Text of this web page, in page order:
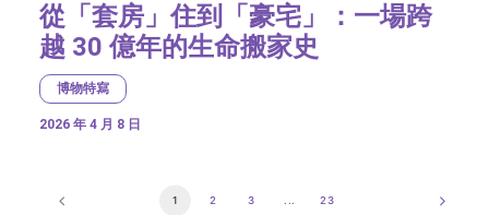
從「套房」住到「豪宅」：一場跨
越 30 億年的生命搬家史
博物特寫
2026 年 4 月 8 日
1 2 3 ... 23